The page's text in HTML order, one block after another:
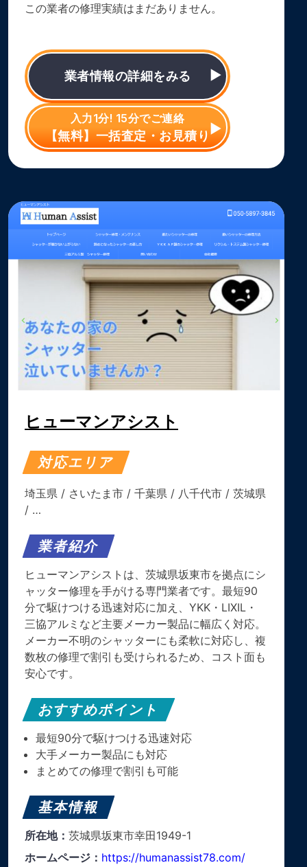
この業者の修理実績はまだありません。
業者情報の詳細をみる
入力1分! 15分でご連絡
【無料】一括査定・お見積り
ヒューマンアシスト
対応エリア
埼玉県 / さいたま市 / 千葉県 / 八千代市 / 茨城県
/ …
業者紹介
ヒューマンアシストは、茨城県坂東市を拠点にシ
ャッター修理を手がける専門業者です。最短90
分で駆けつける迅速対応に加え、YKK・LIXIL・
三協アルミなど主要メーカー製品に幅広く対応。
メーカー不明のシャッターにも柔軟に対応し、複
数枚の修理で割引も受けられるため、コスト面も
安心です。
おすすめポイント
最短90分で駆けつける迅速対応
大手メーカー製品にも対応
まとめての修理で割引も可能
基本情報
所在地： 茨城県坂東市幸田1949-1
ホームページ： https://humanassist78.com/